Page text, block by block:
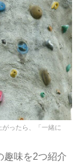
ったら、「一緒に
趣味を2つ紹介